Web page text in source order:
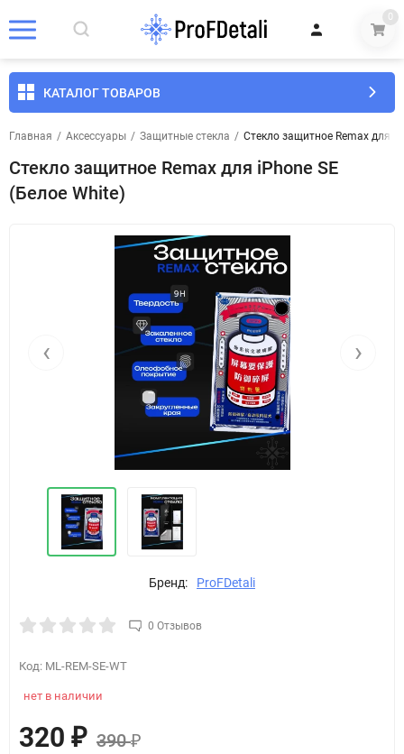
0
КАТАЛОГ ТОВАРОВ
Главная / Аксессуары / Защитные стекла / Стекло защитное Remax для
Стекло защитное Remax для iPhone SE
(Белое White)
‹ ›
Бренд: ProFDetali
0 Отзывов
Код: ML-REM-SE-WT
нет в наличии
320 ₽ 390₽